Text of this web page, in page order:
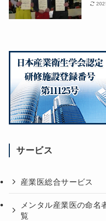
サービス
産業医総合サービス
メンタル産業医の命名
覧